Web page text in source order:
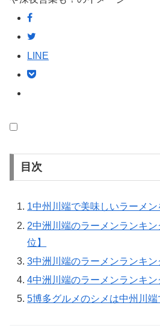
LINE
目次
1中州川端で美味しいラーメン
2中洲川端のラーメンランキ
位】
3中洲川端のラーメンランキン
4中洲川端のラーメンランキン
5博多グルメのシメは中州川端